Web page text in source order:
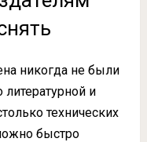
никогда не были
и
технических
быстро